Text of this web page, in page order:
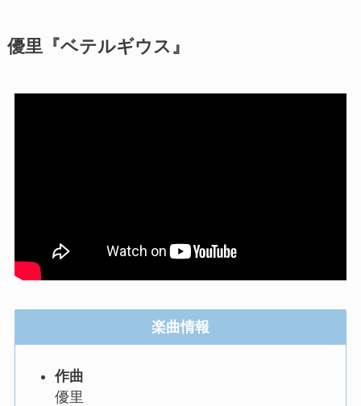
優里『ベテルギウス』
楽曲情報
作曲
優里